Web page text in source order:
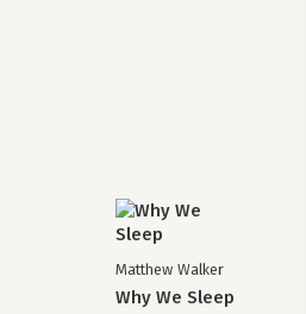
Matthew Walker
Why We Sleep